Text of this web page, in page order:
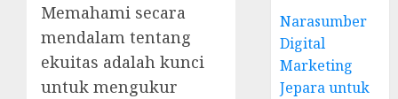
Memahami secara
mendalam tentang
ekuitas adalah kunci
untuk mengukur
Narasumber
Digital
Marketing
Jepara untuk